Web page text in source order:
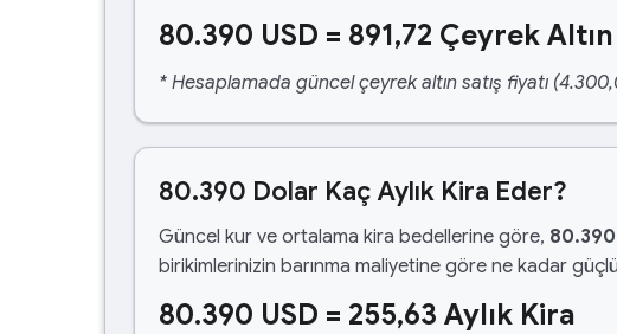
80.390 USD = 891,72 Çeyrek Altın
* Hesaplamada güncel çeyrek altın satış fiyatı
80.390 Dolar Kaç Aylık Kira Eder?
Güncel kur ve ortalama kira bedellerine göre,
birikimlerinizin barınma maliyetine göre ne kadar
80.390 USD = 255,63 Aylık Kira